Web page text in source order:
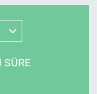
SÜRE